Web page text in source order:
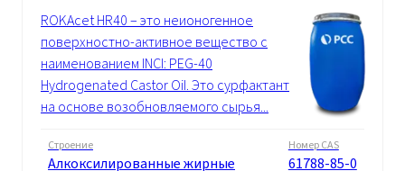
ROKAcet HR40 – это неионогенное
поверхностно-активное вещество с
наименованием INCI: PEG-40
Hydrogenated Castor Oil. Это сурфактант
на основе возобновляемого сырья...
Строение
Алкоксилированные жирные
Номер CAS
61788-85-0